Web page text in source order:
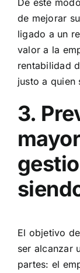
De este
de mejorar
ligado a un
valor a la
rentabilidad
justo a quien
3.
El objetivo
ser alcanzar
partes: el